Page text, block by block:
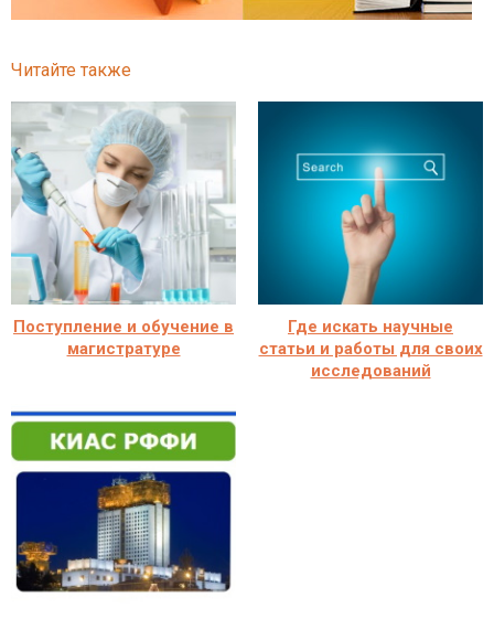
Читайте также
Поступление и обучение в
магистратуре
Где искать научные
статьи и работы для своих
исследований